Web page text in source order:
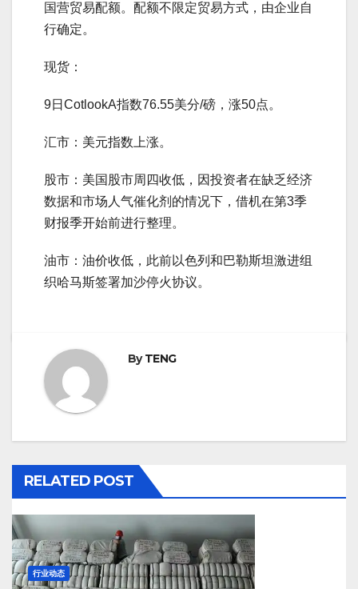
国营贸易配额。配额不限定贸易方式，由企业自
行确定。
现货：
9日CotlookA指数76.55美分/磅，涨50点。
汇市：美元指数上涨。
股市：美国股市周四收低，因投资者在缺乏经济
数据和市场人气催化剂的情况下，借机在第3季
财报季开始前进行整理。
油市：油价收低，此前以色列和巴勒斯坦激进组
织哈马斯签署加沙停火协议。
ByTENG
RELATED POST
行业动态